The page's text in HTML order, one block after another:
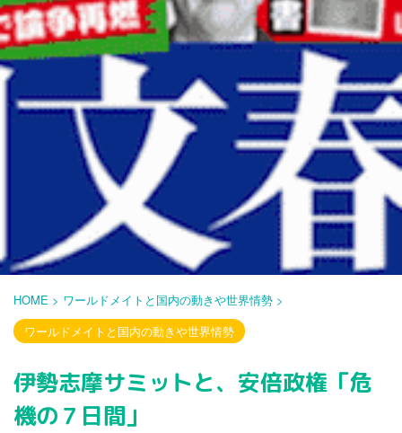
HOME > ワールドメイトと国内の動きや世界情勢 >
ワールドメイトと国内の動きや世界情勢
伊勢志摩サミットと、安倍政権「危
機の７日間」